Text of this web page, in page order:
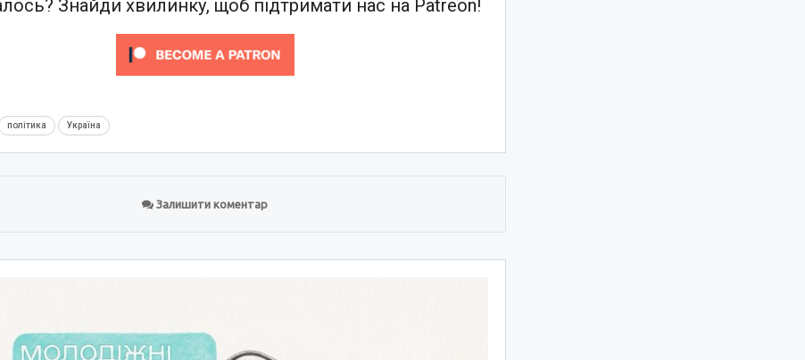
Знайди хвилинку, щоб підтримати нас на Patreon!
політика Україна
Залишити коментар